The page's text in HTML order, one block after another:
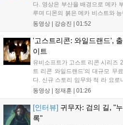
다. 영상은 부산을 배경으로 메카
루며 디몬의 붉은 메카 비스트와
플레이 영상 공개를 시작으로 10일
론의 대립이 본격화될 전망이다....
동영상 | 강승진 | 01:52
'고스트리콘: 와일드랜드',
이트
유비소프트가 고스트 리콘 시리즈
트 리콘 와일드랜드'의 대규모 무
다. 신규 스토리 임무와 적 라 요
Xbox Series X|S에서 4K 60FPS
리를 제공한다....
동영상 | 정재훈 | 01:26
[인터뷰] 귀무자: 검의 길, "
록"